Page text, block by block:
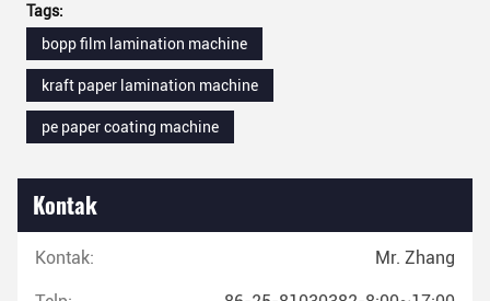
Tags:
bopp film lamination machine
kraft paper lamination machine
pe paper coating machine
Kontak
Kontak: Mr. Zhang